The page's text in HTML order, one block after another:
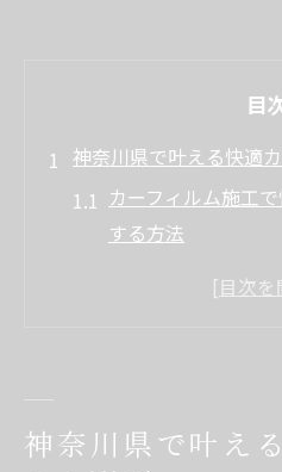
目
神奈川県で叶える快適
カーフィルム施工
する方法
カーフィルム専門
安いカーフィルム
カーフィルムで神
神奈川県で叶え